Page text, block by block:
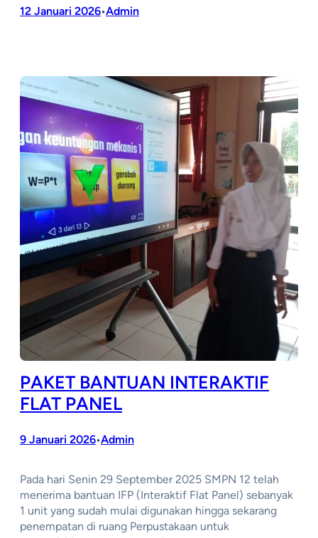
12 Januari 2026•Admin
PAKET BANTUAN INTERAKTIF
FLAT PANEL
9 Januari 2026•Admin
Pada hari Senin 29 September 2025 SMPN 12 telah
menerima bantuan IFP (Interaktif Flat Panel) sebanyak
1 unit yang sudah mulai digunakan hingga sekarang
penempatan di ruang Perpustakaan untuk